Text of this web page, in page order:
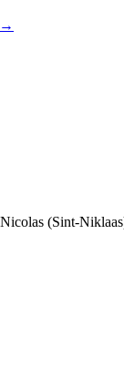
→
(Sint-